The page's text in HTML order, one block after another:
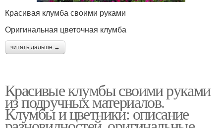
Красивая клумба своими руками
Оригинальная цветочная клумба
читать дальше →
Красивые клумбы своими руками
из подручных материалов.
Клумбы и цветники: описание